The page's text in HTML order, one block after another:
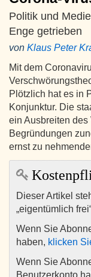
Politik und
Enge getrieben
von Klaus Peter
Mit dem
Plötzlich hat es in
Konjunktur. Die
ein Ausbreiten
Begründungen
ernst zu
Dieser Artikel
„eigentümlich
Wenn Sie
haben, klicken
Wenn Sie
Benutzerkonto